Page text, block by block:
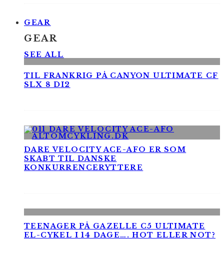
GEAR
GEAR
SEE ALL
TIL FRANKRIG PÅ CANYON ULTIMATE CF
SLX 8 DI2
DARE VELOCITY ACE-AFO ER SOM
SKABT TIL DANSKE
KONKURRENCERYTTERE
TEENAGER PÅ GAZELLE C5 ULTIMATE
EL-CYKEL I 14 DAGE…. HOT ELLER NOT?